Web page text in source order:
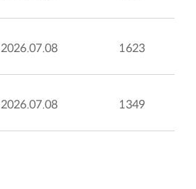
2026.07.08 1623
2026.07.08 1349